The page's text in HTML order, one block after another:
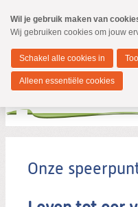
naar
Spring
de
inhoud
Spring
naar
hoofdmenu
Nieuwkoop
Taken gemeente
Onze
Wil je gebruik maken van
Wij gebruiken cookies om jouw
Schakel alle cookies in
Alleen essentiële cookies